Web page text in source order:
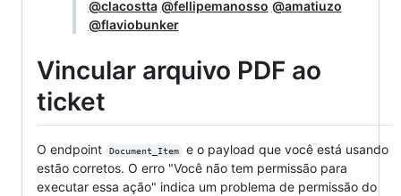
@clacostta @fellipemanosso @amatiuzo
@flaviobunker
Vincular arquivo PDF ao
ticket
O endpoint Document_Item
e o payload que você está usando
estão corretos. O erro "Você não tem permissão para
executar essa ação" indica um problema de permissão do